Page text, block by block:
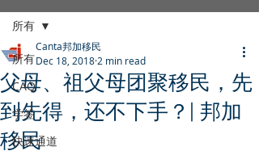
所有
CAQ
学签
快速通道
所有
父母、祖父母团聚移民，先
到先得，还不下手？| 邦加
移民
Canta邦加移民
Dec 18, 2018 2 min read